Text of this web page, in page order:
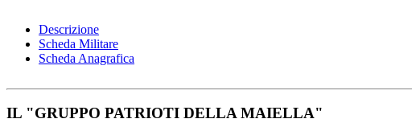
Descrizione
Scheda Militare
Scheda Anagrafica
IL "GRUPPO PATRIOTI DELLA MAIELLA"